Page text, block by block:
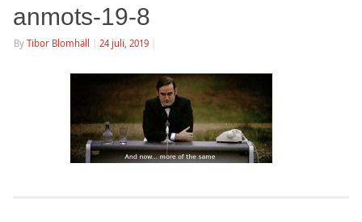
anmots-19-8
By Tibor Blomhäll 24 juli, 2019